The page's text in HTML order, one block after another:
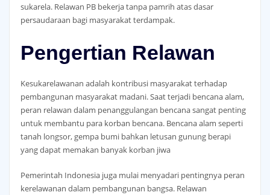
sukarela. Relawan PB bekerja tanpa pamrih atas dasar
persaudaraan bagi masyarakat terdampak.
Pengertian Relawan
Kesukarelawanan adalah kontribusi masyarakat terhadap
pembangunan masyarakat madani. Saat terjadi bencana alam,
peran relawan dalam penanggulangan bencana sangat penting
untuk membantu para korban bencana. Bencana alam seperti
tanah longsor, gempa bumi bahkan letusan gunung berapi
yang dapat memakan banyak korban jiwa
Pemerintah Indonesia juga mulai menyadari pentingnya peran
kerelawanan dalam pembangunan bangsa. Relawan